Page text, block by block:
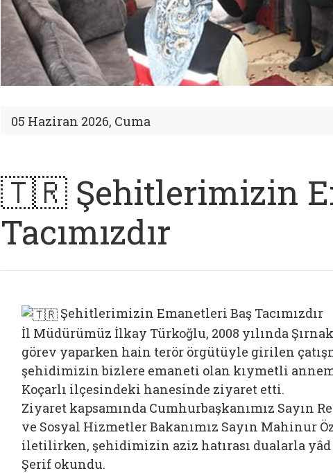
05 Haziran 2026, Cuma
🇹🇷 Şehitlerimizin
Tacımızdır
Şehitlerimizin Emanetleri Baş Tacımızdır
İl Müdürümüz İlkay Türkoğlu, 2008 yılında
görev yaparken hain terör örgütüyle girilen
şehidimizin bizlere emaneti olan kıymetli
Koçarlı ilçesindeki hanesinde ziyaret etti.
Ziyaret kapsamında Cumhurbaşkanımız Sayın
ve Sosyal Hizmetler Bakanımız Sayın Mahinur
iletilirken, şehidimizin aziz hatırası dualarla
Şerif okundu.